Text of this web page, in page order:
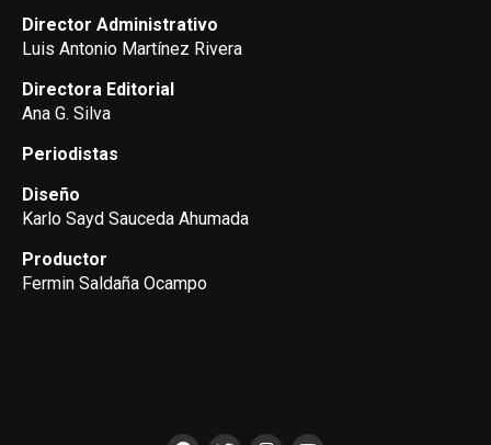
Director Administrativo
Luis Antonio Martínez Rivera
Directora Editorial
Ana G. Silva
Periodistas
Diseño
Karlo Sayd Sauceda Ahumada
Productor
Fermin Saldaña Ocampo